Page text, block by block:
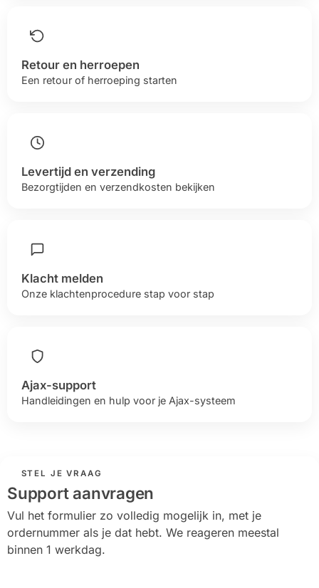
Retour en herroepen
Een retour of herroeping starten
Levertijd en verzending
Bezorgtijden en verzendkosten bekijken
Klacht melden
Onze klachtenprocedure stap voor stap
Ajax-support
Handleidingen en hulp voor je Ajax-systeem
STEL JE VRAAG
Support aanvragen
Vul het formulier zo volledig mogelijk in, met je
ordernummer als je dat hebt. We reageren meestal
binnen 1 werkdag.